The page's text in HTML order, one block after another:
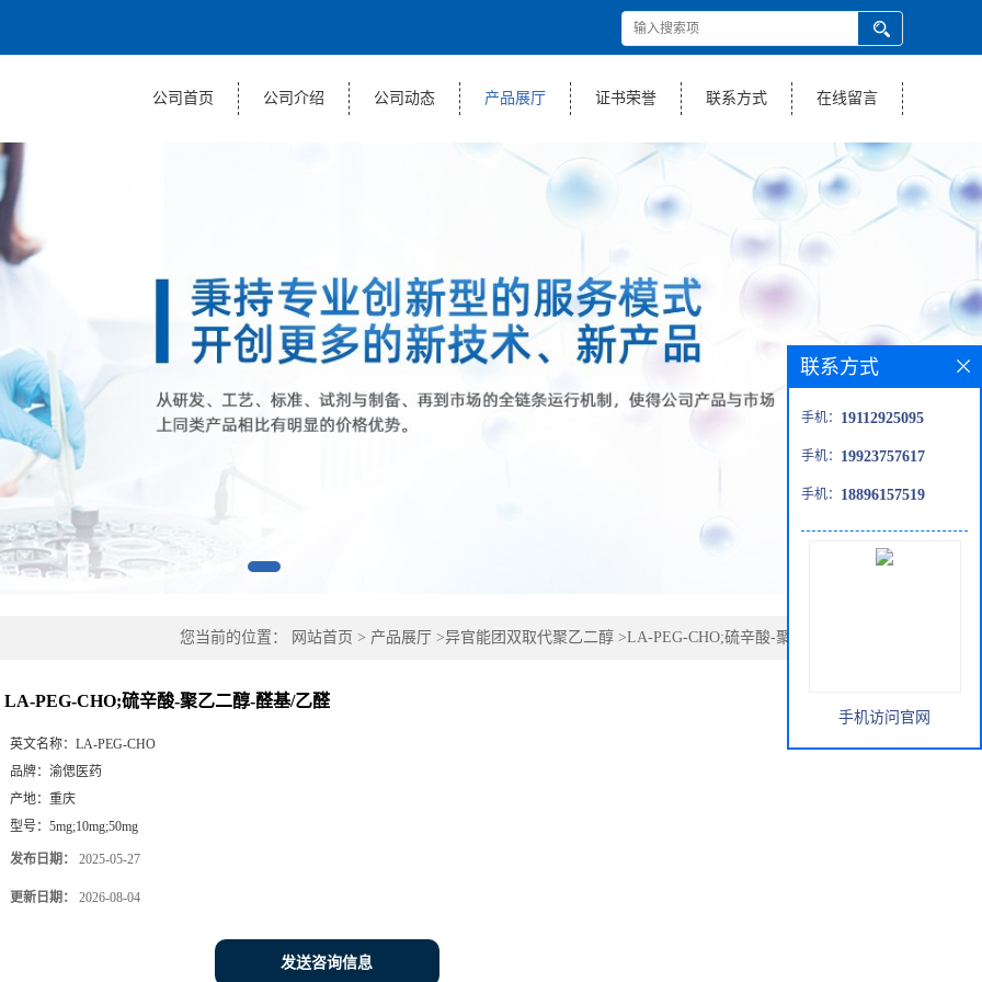
公司首页 公司介绍 公司动态 产品展厅 证书荣誉 联系方式 在线留言
您当前的位置： 网站首页 > 产品展厅 >异官能团双取代聚乙二醇 >LA-PEG-CHO;硫辛酸-聚乙二醇-醛基/
LA-PEG-CHO;硫辛酸-聚乙二醇-醛基/乙醛
英文名称： LA-PEG-CHO
品牌： 渝偲医药
产地： 重庆
型号： 5mg;10mg;50mg
发布日期： 2025-05-27
更新日期： 2026-08-04
发送咨询信息
联系方式
手机： 19112925095
手机： 19923757617
手机： 18896157519
手机访问官网